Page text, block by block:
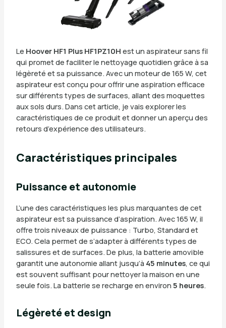
Le Hoover HF1 Plus HF1PZ10H est un aspirateur sans fil
qui promet de faciliter le nettoyage quotidien grâce à sa
légèreté et sa puissance. Avec un moteur de 165 W, cet
aspirateur est conçu pour offrir une aspiration efficace
sur différents types de surfaces, allant des moquettes
aux sols durs. Dans cet article, je vais explorer les
caractéristiques de ce produit et donner un aperçu des
retours d’expérience des utilisateurs.
Caractéristiques principales
Puissance et autonomie
L’une des caractéristiques les plus marquantes de cet
aspirateur est sa puissance d’aspiration. Avec 165 W, il
offre trois niveaux de puissance : Turbo, Standard et
ECO. Cela permet de s’adapter à différents types de
salissures et de surfaces. De plus, la batterie amovible
garantit une autonomie allant jusqu’à 45 minutes, ce qui
est souvent suffisant pour nettoyer la maison en une
seule fois. La batterie se recharge en environ 5 heures.
Légèreté et design